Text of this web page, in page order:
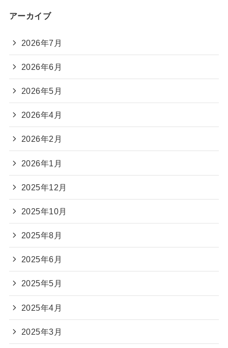
アーカイブ
2026年7月
2026年6月
2026年5月
2026年4月
2026年2月
2026年1月
2025年12月
2025年10月
2025年8月
2025年6月
2025年5月
2025年4月
2025年3月